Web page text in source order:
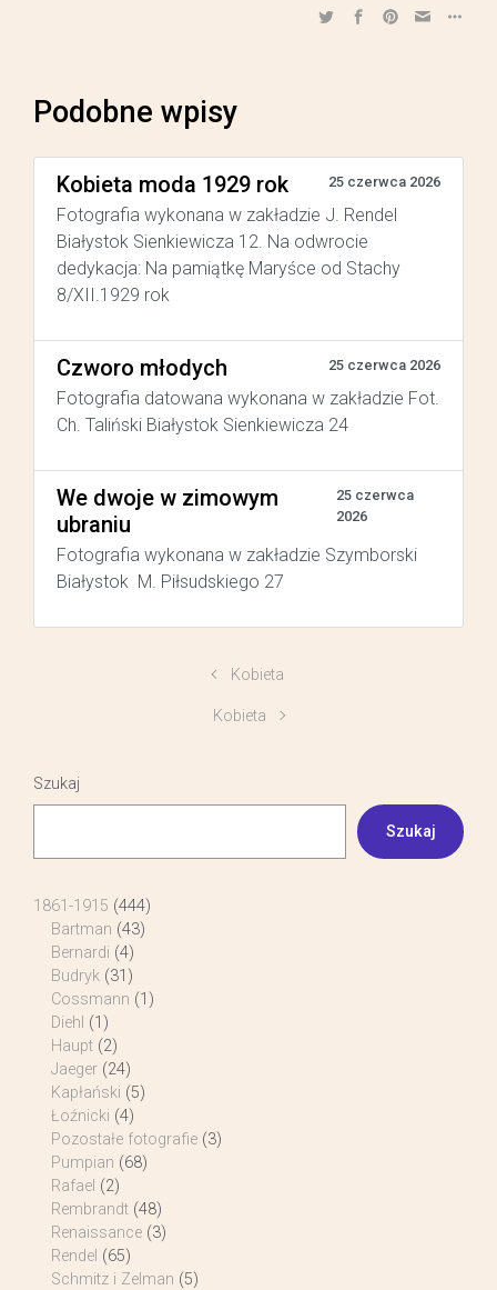
Podobne wpisy
Kobieta moda 1929 rok 25 czerwca 2026
Fotografia wykonana w zakładzie J. Rendel
Białystok Sienkiewicza 12. Na odwrocie
dedykacja: Na pamiątkę Maryśce od Stachy
8/XII.1929 rok
Czworo młodych 25 czerwca 2026
Fotografia datowana wykonana w zakładzie Fot.
Ch. Taliński Białystok Sienkiewicza 24
We dwoje w zimowym
ubraniu
25 czerwca
2026
Fotografia wykonana w zakładzie Szymborski
Białystok M. Piłsudskiego 27
Kobieta
Kobieta
Szukaj
Szukaj
1861-1915 (444)
Bartman (43)
Bernardi (4)
Budryk (31)
Cossmann (1)
Diehl (1)
Haupt (2)
Jaeger (24)
Kapłański (5)
Łoźnicki (4)
Pozostałe fotografie (3)
Pumpian (68)
Rafael (2)
Rembrandt (48)
Renaissance (3)
Rendel (65)
Schmitz i Zelman (5)